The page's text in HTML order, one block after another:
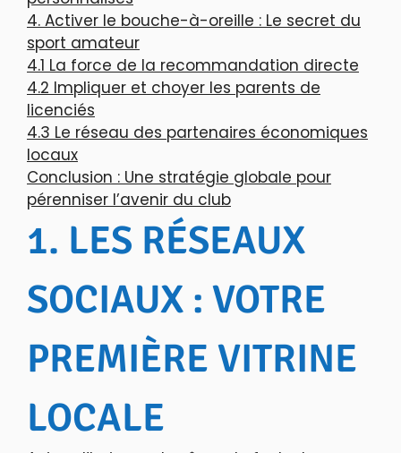
4. Activer le bouche-à-oreille : Le secret du
sport amateur
4.1 La force de la recommandation directe
4.2 Impliquer et choyer les parents de
licenciés
4.3 Le réseau des partenaires économiques
locaux
Conclusion : Une stratégie globale pour
pérenniser l’avenir du club
1. LES RÉSEAUX
SOCIAUX : VOTRE
PREMIÈRE VITRINE
LOCALE